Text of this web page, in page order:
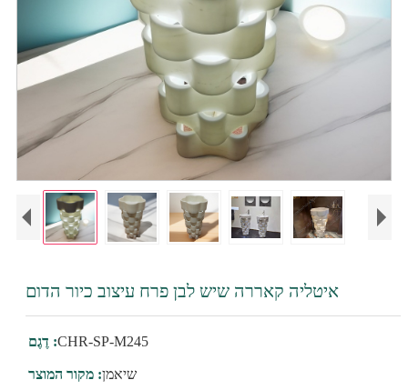
איטליה קאררה שיש לבן פרח עיצוב כיור הדום
דֶגֶם :CHR-SP-M245
מקור המוצר :שיאמן